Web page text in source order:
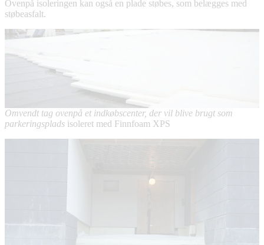
Ovenpå isoleringen kan også en plade støbes, som belægges med
støbeasfalt.
Omvendt tag ovenpå et indkøbscenter, der vil blive brugt som
parkeringsplads isoleret med Finnfoam XPS